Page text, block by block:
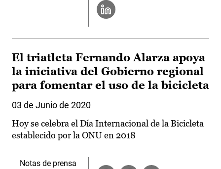
El triatleta Fernando Alarza apoya
la iniciativa del Gobierno regional
para fomentar el uso de la bicicleta
03 de Junio de 2020
Hoy se celebra el Día Internacional de la Bicicleta
establecido por la ONU en 2018
Notas de prensa